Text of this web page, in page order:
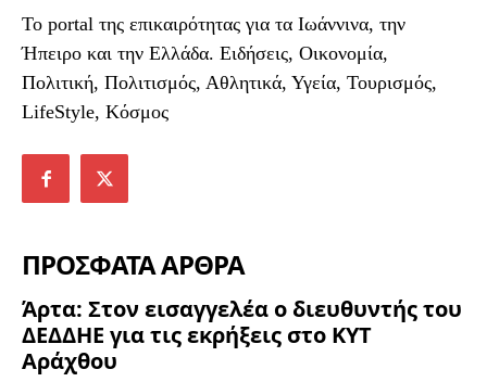
To portal της επικαιρότητας για τα Ιωάννινα, την
Ήπειρο και την Ελλάδα. Ειδήσεις, Οικονομία,
Πολιτική, Πολιτισμός, Αθλητικά, Υγεία, Τουρισμός,
LifeStyle, Κόσμος
ΠΡΟΣΦΑΤΑ ΑΡΘΡΑ
Άρτα: Στον εισαγγελέα ο διευθυντής του
ΔΕΔΔΗΕ για τις εκρήξεις στο ΚΥΤ
Αράχθου